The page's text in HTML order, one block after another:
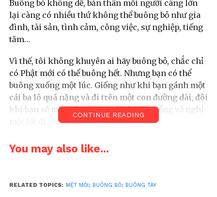
Buông bỏ không dễ, bản thân mỗi người càng lớn
lại càng có nhiều thứ không thể buông bỏ như gia
đình, tài sản, tình cảm, công việc, sự nghiệp, tiếng
tăm…
Vì thế, tôi không khuyên ai hãy buông bỏ, chắc chỉ
có Phật mới có thể buông hết. Nhưng bạn có thể
buông xuống một lúc. Giống như khi bạn gánh một
cái ba lô quá nặng và đi trên một con đường dài, đôi
khi bạn sẽ mệt. Vậy thì hãy đặt ba lô xuống và nghỉ
một lát đi, đừng cố.
CONTINUE READING
You may also like...
RELATED TOPICS: MỆT MỎI; BUÔNG BỎ; BUÔNG TAY